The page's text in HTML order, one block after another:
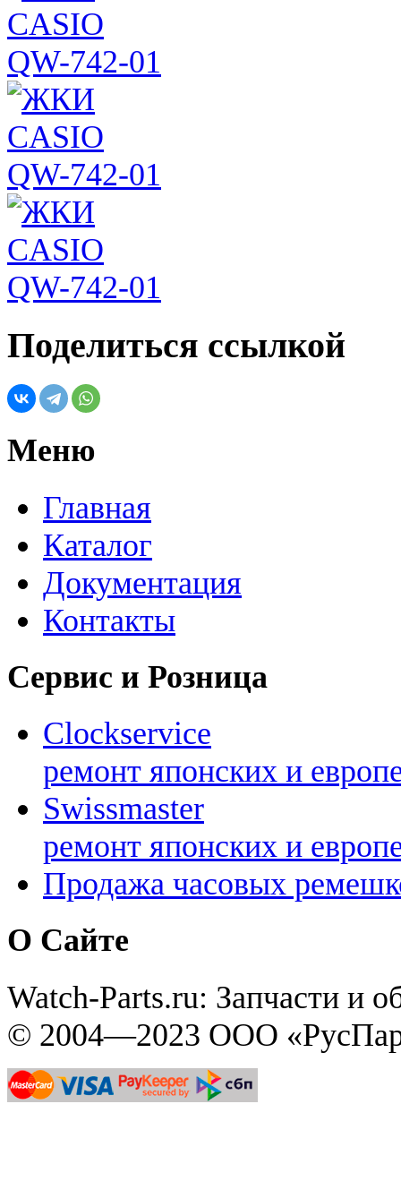
Поделиться ссылкой
Меню
Главная
Каталог
Документация
Контакты
Сервис и Розница
Clockservice
ремонт японских и
Swissmaster
ремонт японских и
Продажа часовых
О Сайте
Watch-Parts.ru: Запчасти и
© 2004—2023 ООО